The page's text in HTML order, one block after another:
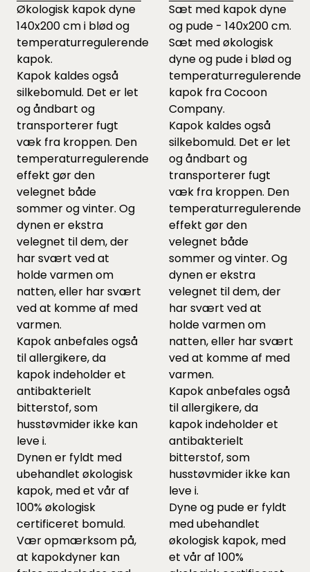
Økologisk kapok dyne
140x200 cm i blød og
temperaturregulerende
kapok.
Kapok kaldes også
silkebomuld. Det er let
og åndbart og
transporterer fugt
væk fra kroppen. Den
temperaturregulerende
effekt gør den
velegnet både
sommer og vinter. Og
dynen er ekstra
velegnet til dem, der
har svært ved at
holde varmen om
natten, eller har svært
ved at komme af med
varmen.
Kapok anbefales også
til allergikere, da
kapok indeholder et
antibakterielt
bitterstof, som
husstøvmider ikke kan
leve i.
Dynen er fyldt med
ubehandlet økologisk
kapok, med et vår af
100% økologisk
certificeret bomuld.
Vær opmærksom på,
at kapokdyner kan
Sæt med kapok dyne
og pude - 140x200 cm.
Sæt med økologisk
dyne og pude i blød og
temperaturregulerende
kapok fra Cocoon
Company.
Kapok kaldes også
silkebomuld. Det er let
og åndbart og
transporterer fugt
væk fra kroppen. Den
temperaturregulerende
effekt gør den
velegnet både
sommer og vinter. Og
dynen er ekstra
velegnet til dem, der
har svært ved at
holde varmen om
natten, eller har svært
ved at komme af med
varmen.
Kapok anbefales også
til allergikere, da
kapok indeholder et
antibakterielt
bitterstof, som
husstøvmider ikke kan
leve i.
Dyne og pude er fyldt
med ubehandlet
økologisk kapok, med
et vår af 100%